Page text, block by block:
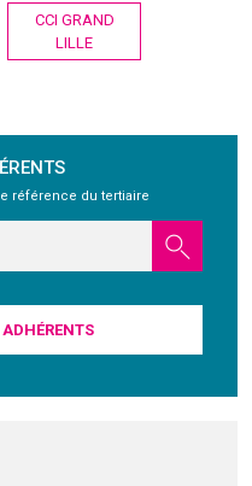
CCI GRAND
LILLE
référence du tertiaire